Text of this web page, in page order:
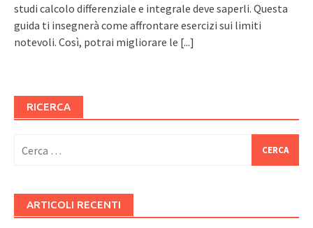
studi calcolo differenziale e integrale deve saperli. Questa
guida ti insegnerà come affrontare esercizi sui limiti
notevoli. Così, potrai migliorare le [...]
RICERCA
per:
ARTICOLI RECENTI